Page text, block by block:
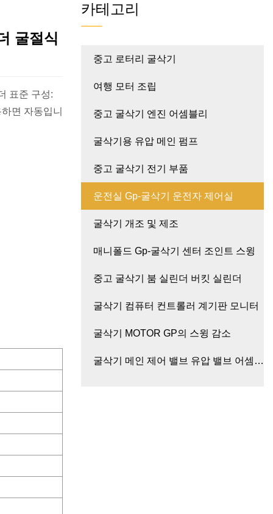
굴절식
표준 구성:
카테고리
중고 로터리 굴삭기
여행 모터 조립
중고 굴삭기 엔진 어셈블리
굴삭기용 유압 메인 펌프
중고 굴삭기 전기 부품
운전실 Gp-굴삭기 운전자 제어실
굴삭기 개조 및 제조
매니폴드 Gp-굴삭기 센터 조인트 스윙
중고 굴삭기 붐 실린더 버킷 실린더
굴삭기 컴퓨터 컨트롤러 계기판 모니터
굴삭기 MOTOR GP의 스윙 감소
굴삭기 메인 제어 밸브 유압 밸브 어셈블